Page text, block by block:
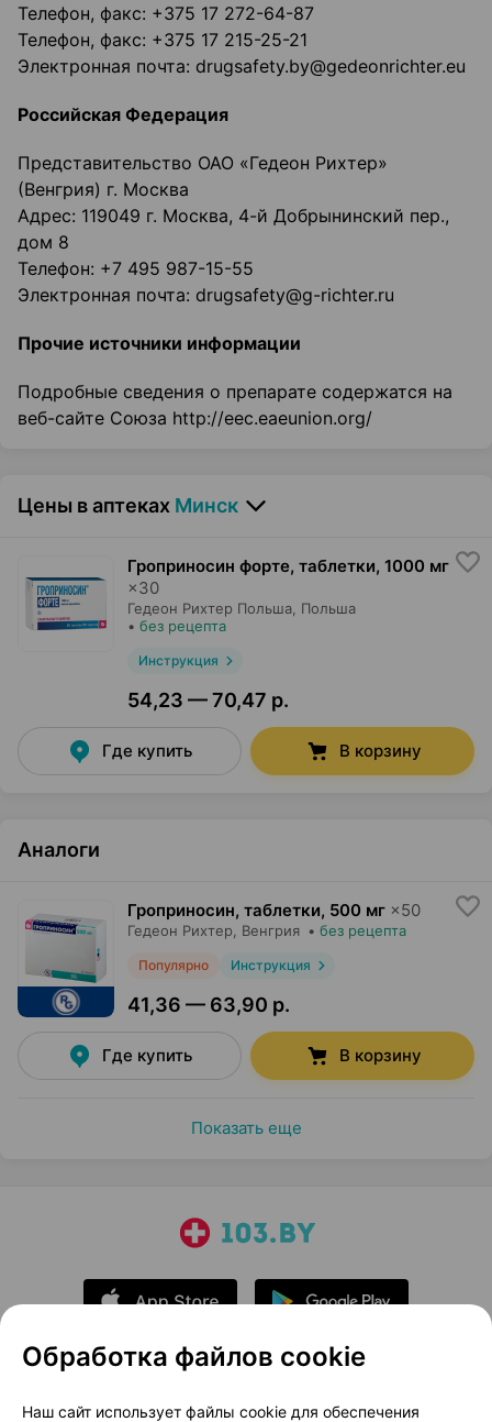
Телефон, факс: +375 17 272-64-87
Телефон, факс: +375 17 215-25-21
Электронная почта: drugsafety.by@gedeonrichter.eu
Российская Федерация
Представительство ОАО «Гедеон Рихтер»
(Венгрия) г. Москва
Адрес: 119049 г. Москва, 4-й Добрынинский пер.,
дом 8
Телефон: +7 495 987-15-55
Электронная почта: drugsafety@g-richter.ru
Прочие источники информации
Подробные сведения о препарате содержатся на
веб-сайте Союза http://eec.eaeunion.org/
Цены в аптеках Минск
Гроприносин форте, таблетки, 1000 мг
×30
Гедеон Рихтер Польша, Польша
• без рецепта
Инструкция
54,23 — 70,47 р.
Где купить В корзину
Аналоги
Гроприносин, таблетки, 500 мг ×50
Гедеон Рихтер, Венгрия • без рецепта
Популярно Инструкция
41,36 — 63,90 р.
Где купить В корзину
Показать еще
О проекте Новости проекта
Обработка файлов cookie
Наш сайт использует файлы cookie для обеспечения